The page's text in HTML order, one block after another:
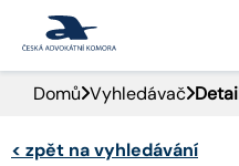
PORTÁL ČAK
DOMŮ
Domů Vyhledávač
< zpět na vyhledávání